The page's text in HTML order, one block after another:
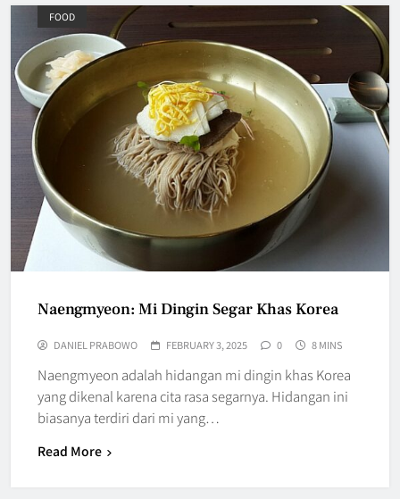
FOOD
Naengmyeon: Mi Dingin Segar Khas Korea
DANIEL PRABOWO FEBRUARY 3, 2025 0 8 MINS
Naengmyeon adalah hidangan mi dingin khas Korea
yang dikenal karena cita rasa segarnya. Hidangan ini
biasanya terdiri dari mi yang…
Read More